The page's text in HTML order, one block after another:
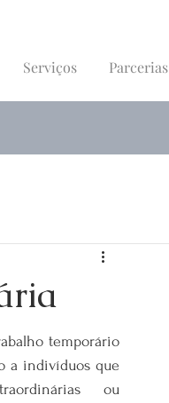
Serviços Parcerias
temporário
a indivíduos que
ou